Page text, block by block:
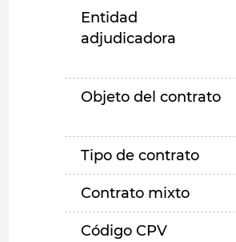
Entidad
adjudicadora
Objeto del contrato
Tipo de contrato
Contrato mixto
Código CPV